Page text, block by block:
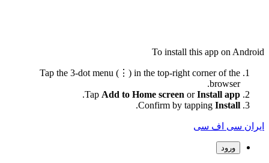
To install this app on Android
Tap the 3-dot menu (⋮) in the top-right corner of the
browser.
Tap Add to Home screen orInstall app
.
Confirm by tapping Install
.
ایران سی اف سی
ورود